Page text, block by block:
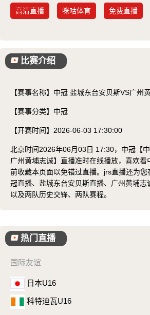
高清直播 咪咕体育 免费直播
比赛介绍
【赛事名称】 中冠 盐城东台安贝斯VS广州
【赛事分类】 中冠
【开赛时间】 2026-06-03 17:30:00
北京时间2026年06月03日 17:30，中冠【
广州黄埔志诚】直播准时在线播放，喜欢
前收藏本页面以免错过直播。jrs直播还为您
冠直播、盐城东台安贝斯直播、广州黄埔志
以及两队历史交锋、两队赛程。
热门直播
国际友谊
日本U16
科特迪瓦U16